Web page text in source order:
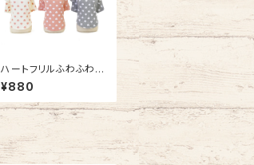
ハートフリルふわふわト
ップス / NB21SS1396
9742
¥880